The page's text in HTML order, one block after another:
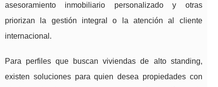
asesoramiento inmobiliario personalizado y otras
priorizan la gestión integral o la atención al cliente
internacional.
Para perfiles que buscan viviendas de alto standing,
existen soluciones para quien desea propiedades con